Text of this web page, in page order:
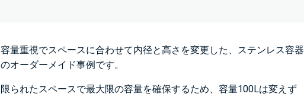
容量重視でスペースに合わせて内径と高さを変更した、ステンレス容器
のオーダーメイド事例です。
限られたスペースで最大限の容量を確保するため、容量100Lは変えず